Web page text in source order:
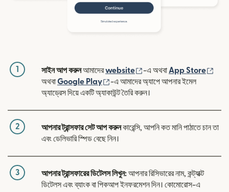
1 সাইন আপ করুনআমাদেরwebsite (নতুন উইন্ডোতে খুলবে)
-এ অথবা App Store
অথবাGoogle Play (নতুন উইন্ডোতে খুলবে)
-এ আমাদের অ্যাপে আপনার ইমেল
অ্যাড্রেস দিয়ে একটি অ্যাকাউন্ট তৈরি করুন।
2 আপনার ট্রান্সফার সেট আপ করুনকারেন্সি, আপনি কত মানি পাঠাতে চান তা
এবং ডেলিভারি স্পিড বেছে নিন।
3 আপনার ট্রান্সফারের ডিটেলস লিখুন:আপনার রিসিভারের নাম, কন্ট্যাক্ট
ডিটেলস এবং ব্যাংক বা পিকআপ ইনফরমেশন দিন। কোমোরোস-এ